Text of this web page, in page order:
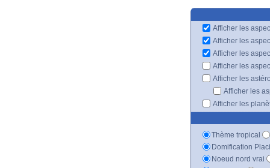
Afficher les
Afficher les
Afficher les
Afficher les
Afficher les
Afficher les
Afficher les
Thème tropical
Domification
Noeud nord vrai